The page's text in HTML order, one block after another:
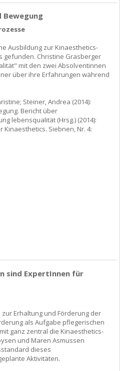
Bewegung
Ausbildung zur Kinaesthetics-
gefunden. Christine Grasberger
mit den zwei Absolventinnen
über ihre Erfahrungen während
Steiner, Andrea (2014):
Bericht über
lebensqualität (Hrsg.) (2014):
Siebnen, Nr. 4:
sind ExpertInnen für
Erhaltung und Förderung der
als Aufgabe pflegerischen
ganz zentral die Kinaesthetics-
und Maren Asmussen
dieses
Aktivitäten.